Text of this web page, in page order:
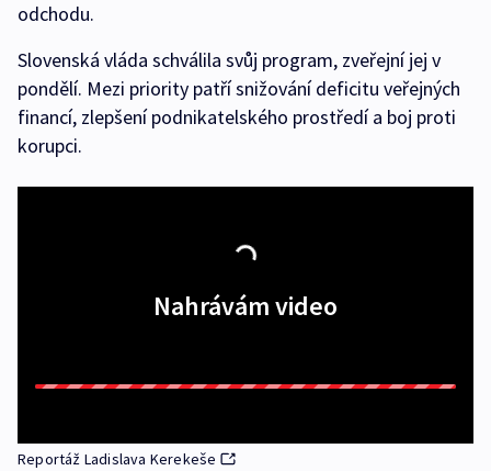
odchodu.
Slovenská vláda schválila svůj program, zveřejní jej v
pondělí. Mezi priority patří snižování deficitu veřejných
financí, zlepšení podnikatelského prostředí a boj proti
korupci.
Nahrávám video
Reportáž Ladislava Kerekeše